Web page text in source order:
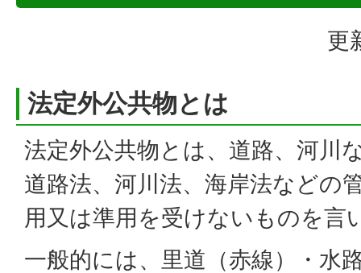
更
法定外公共物とは
法定外公共物とは、道路、河川
道路法、河川法、海岸法などの
用又は準用を受けないものを言
一般的には、里道（赤線）・水